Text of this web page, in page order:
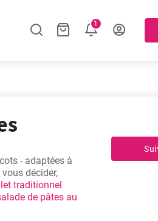
1
- adaptées à
décider,
traditionnel
de pâtes au